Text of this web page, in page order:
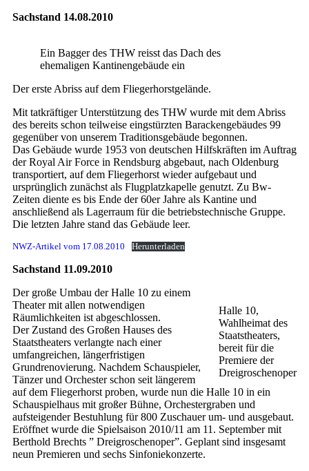
Sachstand 14.08.2010
Ein Bagger des THW reisst das Dach des
ehemaligen Kantinengebäude ein
Der erste Abriss auf dem Fliegerhorstgelände.
Mit tatkräftiger Unterstützung des THW wurde mit dem Abriss
des bereits schon teilweise eingstürzten Barackengebäudes 99
gegenüber von unserem Traditionsgebäude begonnen.
Das Gebäude wurde 1953 von deutschen Hilfskräften im Auftrag
der Royal Air Force in Rendsburg abgebaut, nach Oldenburg
transportiert, auf dem Fliegerhorst wieder aufgebaut und
ursprünglich zunächst als Flugplatzkapelle genutzt. Zu Bw-
Zeiten diente es bis Ende der 60er Jahre als Kantine und
anschließend als Lagerraum für die betriebstechnische Gruppe.
Die letzten Jahre stand das Gebäude leer.
NWZ-Artikel vom 17.08.2010 Herunterladen
Sachstand 11.09.2010
Halle 10,
Wahlheimat des
Staatstheaters,
bereit für die
Premiere der
Dreigroschenoper
Der große Umbau der Halle 10 zu einem
Theater mit allen notwendigen
Räumlichkeiten ist abgeschlossen.
Der Zustand des Großen Hauses des
Staatstheaters verlangte nach einer
umfangreichen, längerfristigen
Grundrenovierung. Nachdem Schauspieler,
Tänzer und Orchester schon seit längerem
auf dem Fliegerhorst proben, wurde nun die Halle 10 in ein
Schauspielhaus mit großer Bühne, Orchestergraben und
aufsteigender Bestuhlung für 800 Zuschauer um- und ausgebaut.
Eröffnet wurde die Spielsaison 2010/11 am 11. September mit
Berthold Brechts ” Dreigroschenoper”. Geplant sind insgesamt
neun Premieren und sechs Sinfoniekonzerte.